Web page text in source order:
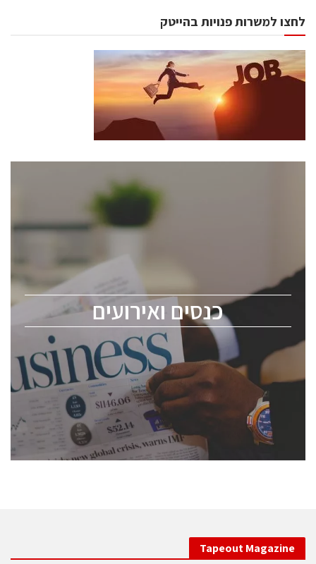
לחצו למשרות פנויות בהייטק
כנסים ואירועים
כנסים ואירועים
לכל העוסקים בתעשיית הסמיקונדקטור כולל מהנדסים,
ChipEx2026 will be held on May 12-13, 2026. The
conference is intended for everyone involved in the
semiconductor industry, including engineers,
professional experts, and senior executives.
לחץ לפרטים
Tapeout Magazine